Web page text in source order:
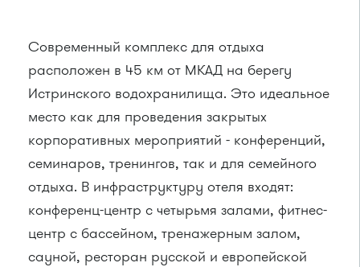
Современный комплекс для отдыха
расположен в 45 км от МКАД на берегу
Истринского водохранилища. Это идеальное
место как для проведения закрытых
корпоративных мероприятий - конференций,
семинаров, тренингов, так и для семейного
отдыха. В инфраструктуру отеля входят:
конференц-центр с четырьмя залами, фитнес-
центр с бассейном, тренажерным залом,
сауной, ресторан русской и европейской